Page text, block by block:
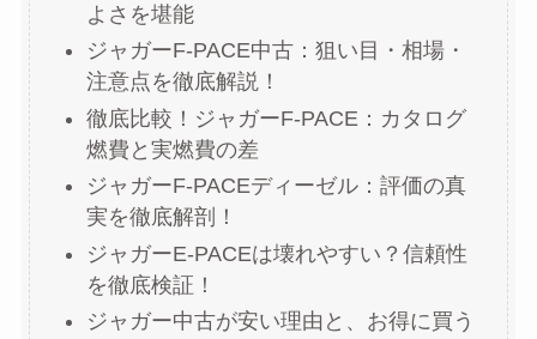
よさを堪能
ジャガーF-PACE中古：狙い目・相場・
注意点を徹底解説！
徹底比較！ジャガーF-PACE：カタログ
燃費と実燃費の差
ジャガーF-PACEディーゼル：評価の真
実を徹底解剖！
ジャガーE-PACEは壊れやすい？信頼性
を徹底検証！
ジャガー中古が安い理由と、お得に買う